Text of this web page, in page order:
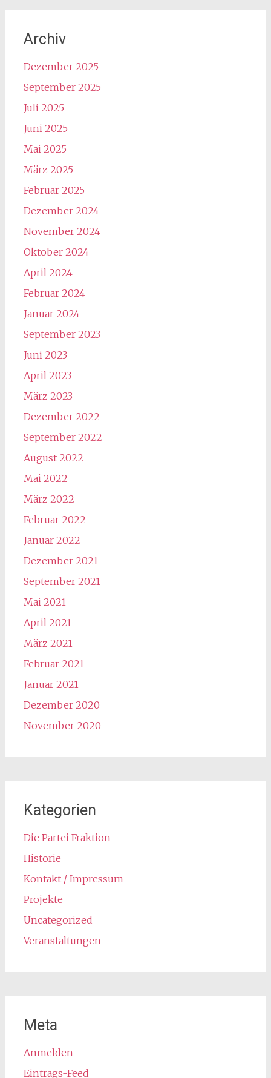
Archiv
Dezember 2025
September 2025
Juli 2025
Juni 2025
Mai 2025
März 2025
Februar 2025
Dezember 2024
November 2024
Oktober 2024
April 2024
Februar 2024
Januar 2024
September 2023
Juni 2023
April 2023
März 2023
Dezember 2022
September 2022
August 2022
Mai 2022
März 2022
Februar 2022
Januar 2022
Dezember 2021
September 2021
Mai 2021
April 2021
März 2021
Februar 2021
Januar 2021
Dezember 2020
November 2020
Kategorien
Die Partei Fraktion
Historie
Kontakt / Impressum
Projekte
Uncategorized
Veranstaltungen
Meta
Anmelden
Eintrags-Feed